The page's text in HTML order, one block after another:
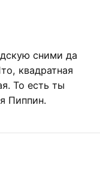
сними да
квадратная
То есть ты
Пиппин.